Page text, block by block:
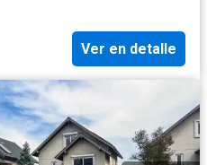
Ver en detalle